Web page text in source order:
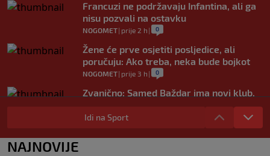
Francuzi ne podržavaju Infantina, ali ga
nisu pozvali na ostavku
NOGOMET| prije 2 h | 0
Žene će prve osjetiti posljedice, ali
poručuju: Ako treba, neka bude bojkot
NOGOMET| prije 3 h | 0
Zvanično: Samed Baždar ima novi klub,
zadužio broj sa velikom "težinom"
NOGOMET|prije 5 h
Prije nekoliko godina zaludjela je
Idi na Sport
NAJNOVIJE